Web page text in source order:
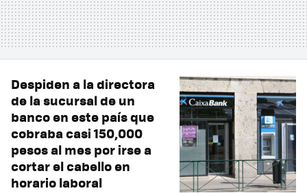
Despiden a la directora
de la sucursal de un
banco en este país que
cobraba casi 150,000
pesos al mes por irse a
cortar el cabello en
horario laboral